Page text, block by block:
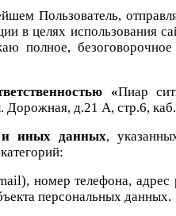
Пользователь,
в целях использования
полное,
«Пиар
Дорожная, д.21 А, стр.6,
и иных данных,
номер телефона,
персональных данных.